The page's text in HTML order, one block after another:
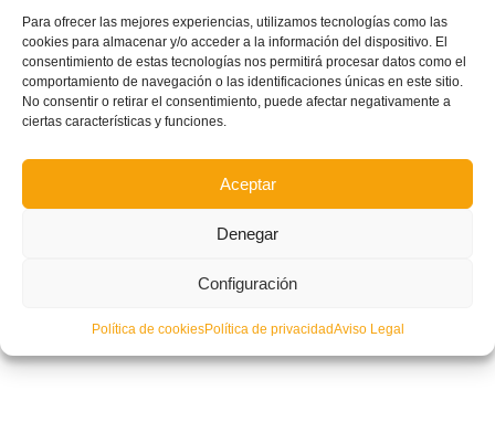
Para ofrecer las mejores experiencias, utilizamos tecnologías como las
cookies para almacenar y/o acceder a la información del dispositivo. El
consentimiento de estas tecnologías nos permitirá procesar datos como el
comportamiento de navegación o las identificaciones únicas en este sitio.
No consentir o retirar el consentimiento, puede afectar negativamente a
ciertas características y funciones.
Aceptar
Denegar
Configuración
Política de cookiesPolítica de privacidadAviso Legal
Pacheta: «Las charlas de Formación y Actualización para entrenadores
exigen al ponente estar al máximo nivel»